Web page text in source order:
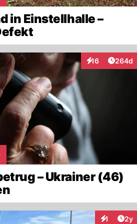
in Einstellhalle –
16
Interaktionen
264d
– Ukrainer (46)
1 2y